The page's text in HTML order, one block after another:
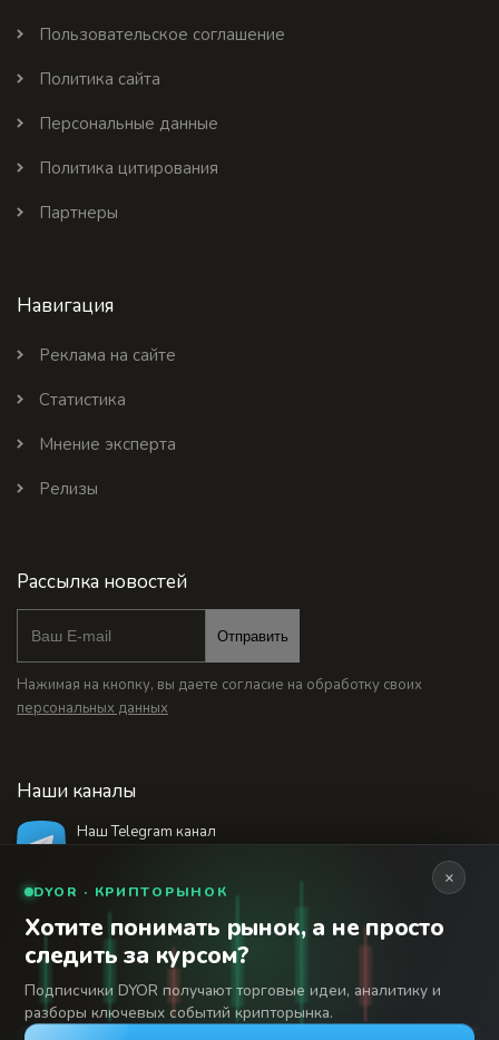
Пользовательское соглашение
Политика сайта
Персональные данные
Политика цитирования
Партнеры
Навигация
Реклама на сайте
Статистика
Мнение эксперта
Релизы
Рассылка новостей
Отправить
Нажимая на кнопку, вы даете согласие на обработку своих
персональных данных
Наши каналы
Наш Telegram канал
18+
© 2026 Финансовый интернет-портал «Банки
Сегодня». Используя сайт BanksToday.net вы
соглашаетесь с
Сетевое издание «Банки Сегодня» зарегистрировано
×
DYOR · КРИПТОРЫНОК
Хотите понимать рынок, а не просто
следить за курсом?
Подписчики DYOR получают торговые идеи, аналитику и
разборы ключевых событий крипторынка.